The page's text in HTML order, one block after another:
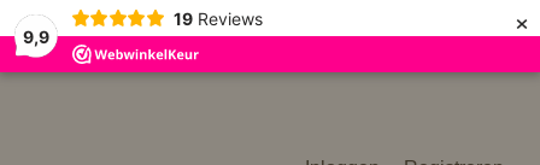
9,9
19 Reviews ×